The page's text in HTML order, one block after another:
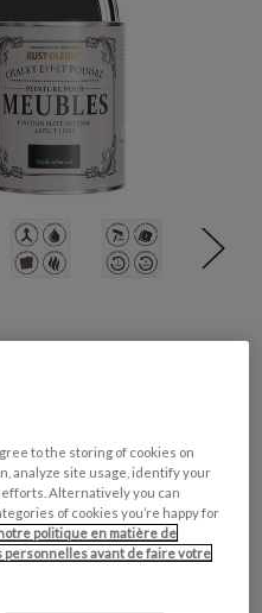
Boiseries Intérieures
to the storing of cookies on
analyze site usage, identify your
Alternatively you can
of cookies you’re happy for
politique en matière de
personnelles avant de faire votre